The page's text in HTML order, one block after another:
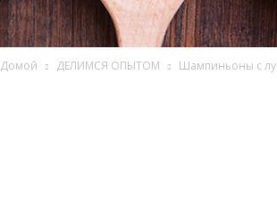
Домой ДЕЛИМСЯ ОПЫТОМ Шампиньоны с